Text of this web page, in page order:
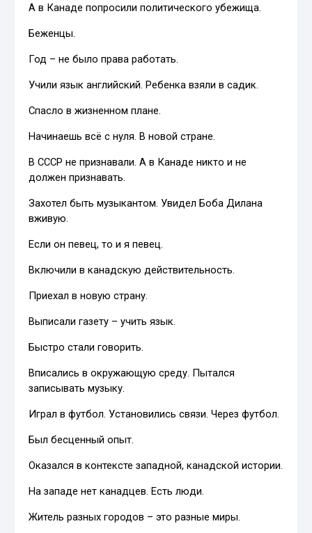
А в Канаде попросили политического убежища.
Беженцы.
Год – не было права работать.
Учили язык английский. Ребенка взяли в садик.
Спасло в жизненном плане.
Начинаешь всё с нуля. В новой стране.
В СССР не признавали. А в Канаде никто и не
должен признавать.
Захотел быть музыкантом. Увидел Боба Дилана
вживую.
Если он певец, то и я певец.
Включили в канадскую действительность.
Приехал в новую страну.
Выписали газету – учить язык.
Быстро стали говорить.
Вписались в окружающую среду. Пытался
записывать музыку.
Играл в футбол. Установились связи. Через футбол.
Был бесценный опыт.
Оказался в контексте западной, канадской истории.
На западе нет канадцев. Есть люди.
Житель разных городов – это разные миры.